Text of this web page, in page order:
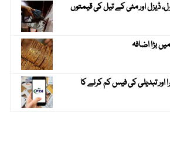
ڈیزل اور مٹی کے تیل کی قیمتوں
تبدیلی کی فیس کم کرنے کا